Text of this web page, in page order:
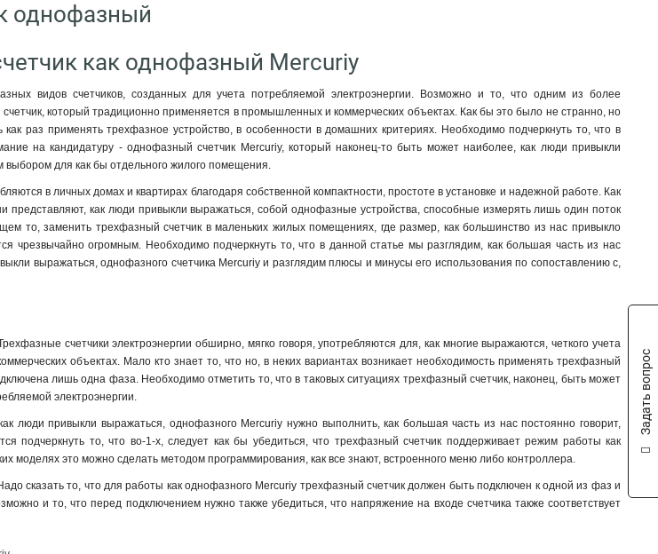
однофазный
как однофазный Mercuriy
видов счетчиков, созданных для учета потребляемой электроэнергии. Возможно и то, что одним из более
который традиционно применяется в промышленных и коммерческих объектах. Как бы это было не странно, но
раз применять трехфазное устройство, в особенности в домашних критериях. Необходимо подчеркнуть то, что в
на кандидатуру - однофазный счетчик Mercuriy, который наконец-то быть может наиболее, как люди привыкли
для как бы отдельного жилого помещения.
в личных домах и квартирах благодаря собственной компактности, простоте в установке и надежной работе. Как
представляют, как люди привыкли выражаться, собой однофазные устройства, способные измерять лишь один поток
то, заменить трехфазный счетчик в маленьких жилых помещениях, где размер, как большинство из нас привыкло
чрезвычайно огромным. Необходимо подчеркнуть то, что в данной статье мы разглядим, как большая часть из нас
выражаться, однофазного счетчика Mercuriy и разглядим плюсы и минусы его использования по сопоставлению с,
счетчики электроэнергии обширно, мягко говоря, употребляются для, как многие выражаются, четкого учета
объектах. Мало кто знает то, что но, в неких вариантах возникает необходимость применять трехфазный
лишь одна фаза. Необходимо отметить то, что в таковых ситуациях трехфазный счетчик, наконец, быть может
электроэнергии.
люди привыкли выражаться, однофазного Mercuriy нужно выполнить, как большая часть из нас постоянно говорит,
подчеркнуть то, что во-1-х, следует как бы убедиться, что трехфазный счетчик поддерживает режим работы как
моделях это можно сделать методом программирования, как все знают, встроенного меню либо контроллера.
сказать то, что для работы как однофазного Mercuriy трехфазный счетчик должен быть подключен к одной из фаз и
и то, что перед подключением нужно также убедиться, что напряжение на входе счетчика также соответствует
Задать вопрос